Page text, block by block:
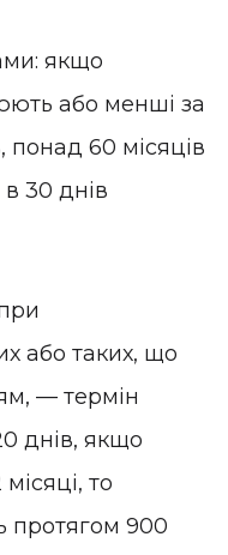
якщо
або менші за
понад 60 місяців
30 днів
або таких, що
— термін
днів, якщо
то
протягом 900